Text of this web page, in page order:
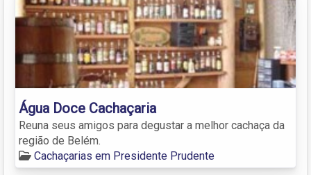
Água Doce Cachaçaria
Reuna seus amigos para degustar a melhor cachaça da
região de Belém.
Cachaçarias em Presidente Prudente